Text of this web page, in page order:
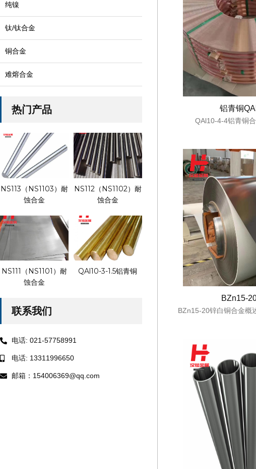
纯镍
钛/钛合金
铜合金
难熔合金
热门产品
NS113（NS1103）耐
蚀合金
NS112（NS1102）耐
蚀合金
NS111（NS1101）耐
蚀合金
QAl10-3-1.5铝青铜
联系我们
电话: 021-57758991
电话: 13311996650
邮箱：154006369@qq.com
铝青铜
QAl10-4-4铝青铜
BZn15-
BZn15-20锌白铜合金概